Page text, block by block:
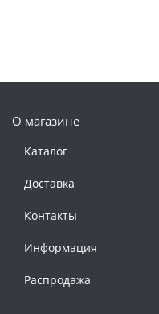
О магазине
Каталог
Доставка
Контакты
Информация
Распродажа